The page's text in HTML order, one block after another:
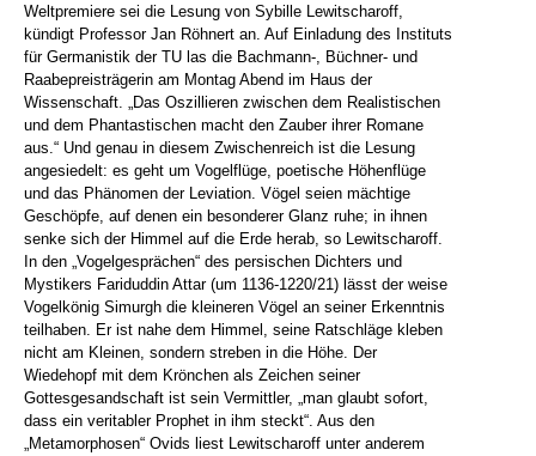
Weltpremiere sei die Lesung von Sybille Lewitscharoff,
kündigt Professor Jan Röhnert an. Auf Einladung des Instituts
für Germanistik der TU las die Bachmann-, Büchner- und
Raabepreisträgerin am Montag Abend im Haus der
Wissenschaft. „Das Oszillieren zwischen dem Realistischen
und dem Phantastischen macht den Zauber ihrer Romane
aus.“ Und genau in diesem Zwischenreich ist die Lesung
angesiedelt: es geht um Vogelflüge, poetische Höhenflüge
und das Phänomen der Leviation. Vögel seien mächtige
Geschöpfe, auf denen ein besonderer Glanz ruhe; in ihnen
senke sich der Himmel auf die Erde herab, so Lewitscharoff.
In den „Vogelgesprächen“ des persischen Dichters und
Mystikers Fariduddin Attar (um 1136-1220/21) lässt der weise
Vogelkönig Simurgh die kleineren Vögel an seiner Erkenntnis
teilhaben. Er ist nahe dem Himmel, seine Ratschläge kleben
nicht am Kleinen, sondern streben in die Höhe. Der
Wiedehopf mit dem Krönchen als Zeichen seiner
Gottesgesandschaft ist sein Vermittler, „man glaubt sofort,
dass ein veritabler Prophet in ihm steckt“. Aus den
„Metamorphosen“ Ovids liest Lewitscharoff unter anderem